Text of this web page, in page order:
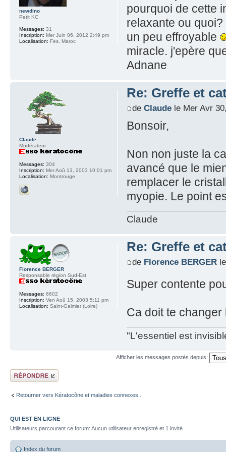
pourquoi de cette
relaxante ou
un peu effroyable
miracle. j'epère
Adnane
newdino
Petit KC
Messages: 31
Inscription: Mer Juin 06, 2012 2:49 pm
Localisation: Fes, Maroc
Re: Greffe et
de Claudele Mer Avr
Bonsoir,
Non non juste la
avancé que le
remplacer le
myopie. Le point
Claude
Claude
Modérateur
Messages: 304
Inscription: Mer Aoû 13, 2003 10:01 pm
Localisation: Montrouge
Re: Greffe et
de Florence BERGERle
Super contente
Ca doit te changer
"L'essentiel est
Florence BERGER
Responsable région Sud-Est
Messages: 6602
Inscription: Ven Aoû 15, 2003 5:11 pm
Localisation: Saint-Galmier (Loire)
Afficher les messages postés depuis:
Répondre
Retourner vers Kératocône et maladies connexes...
QUI EST EN LIGNE
Utilisateurs parcourant ce forum: Aucun utilisateur enregistré et 1 invité
Index du forum